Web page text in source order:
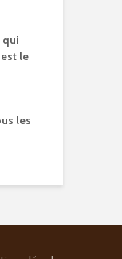
qui
le
les